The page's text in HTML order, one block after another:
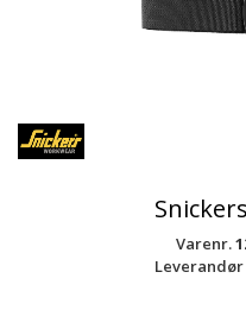
Varenr.